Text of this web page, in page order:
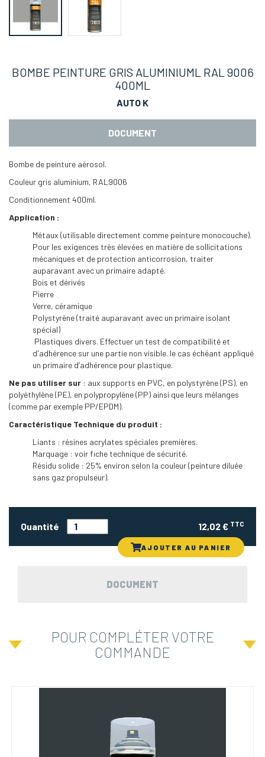
BOMBE PEINTURE GRIS ALUMINIUML RAL 9006
400ML
AUTO K
DOCUMENT
Bombe de peinture aérosol.
Couleur gris aluminium, RAL9006
Conditionnement 400ml.
Application :
Métaux (utilisable directement comme peinture monocouche).
Pour les exigences très élevées en matière de sollicitations
mécaniques et de protection anticorrosion, traiter
auparavant avec un primaire adapté.
Bois et dérivés
Pierre
Verre, céramique
Polystyrène (traité auparavant avec un primaire isolant
spécial)
Plastiques divers. Effectuer un test de compatibilité et
d'adhérence sur une partie non visible. le cas échéant appliqué
un primaire d’adhérence pour plastique.
Ne pas utiliser sur : aux supports en PVC, en polystyrène (PS), en
polyéthylène (PE), en polypropylène (PP) ainsi que leurs mélanges
(comme par exemple PP/EPDM).
Caractéristique Technique du produit :
Liants : résines acrylates spéciales premières.
Marquage : voir fiche technique de sécurité.
Résidu solide : 25% environ selon la couleur (peinture diluée
sans gaz propulseur).
Quantité 12,02 € TTC
AJOUTER AU PANIER
DOCUMENT
POUR COMPLÉTER VOTRE
COMMANDE